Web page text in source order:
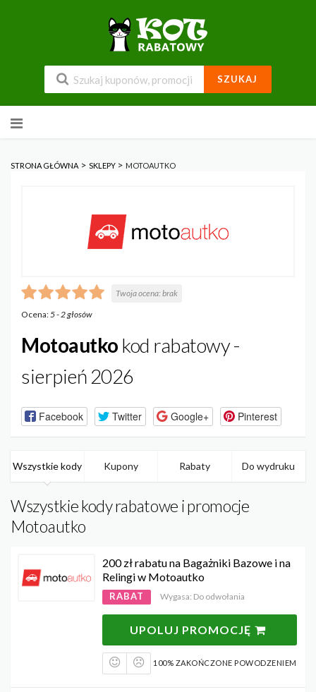
SZUKAJ
do
STRONA GŁÓWNA > SKLEPY > MOTOAUTKO
Twoja ocena:brak
Ocena:5-2głosów
Motoautko kod rabatowy -
sierpień 2026
Facebook Twitter Google+ Pinterest
Wszystkie kody Kupony Rabaty Do wydruku
Wszystkie kody rabatowe i promocje
Motoautko
200 zł rabatu na Bagażniki Bazowe i na
Relingi w Motoautko
RABAT Wygasa: Do odwołania
UPOLUJ PROMOCJĘ
100% ZAKOŃCZONE POWODZENIEM